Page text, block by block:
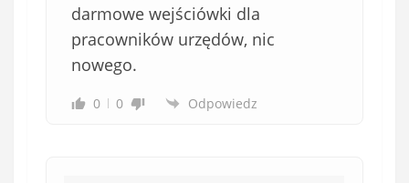
darmowe wejściówki dla
pracowników urzędów, nic
nowego.
0 0 Odpowiedz